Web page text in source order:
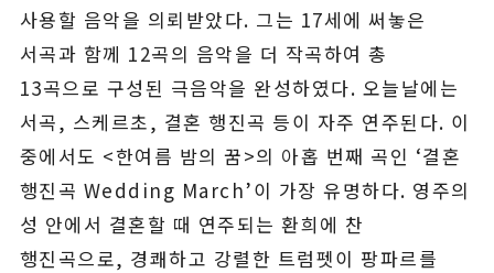
사용할 음악을 의뢰받았다. 그는 17세에 써놓은
서곡과 함께 12곡의 음악을 더 작곡하여 총
13곡으로 구성된 극음악을 완성하였다. 오늘날에는
서곡, 스케르초, 결혼 행진곡 등이 자주 연주된다. 이
중에서도 <한여름 밤의 꿈>의 아홉 번째 곡인 ‘결혼
행진곡 Wedding March’이 가장 유명하다. 영주의
성 안에서 결혼할 때 연주되는 환희에 찬
행진곡으로, 경쾌하고 강렬한 트럼펫이 팡파르를